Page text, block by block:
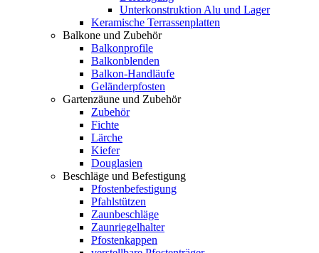
Unterkonstruktion Alu und Lager
Keramische Terrassenplatten
Balkone und Zubehör
Balkonprofile
Balkonblenden
Balkon-Handläufe
Geländerpfosten
Gartenzäune und Zubehör
Zubehör
Fichte
Lärche
Kiefer
Douglasien
Beschläge und Befestigung
Pfostenbefestigung
Pfahlstützen
Zaunbeschläge
Zaunriegelhalter
Pfostenkappen